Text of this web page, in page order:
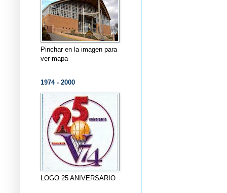
Pinchar en la imagen para
ver mapa
1974 - 2000
LOGO 25 ANIVERSARIO